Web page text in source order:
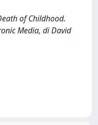
of Childhood.
Media, di David